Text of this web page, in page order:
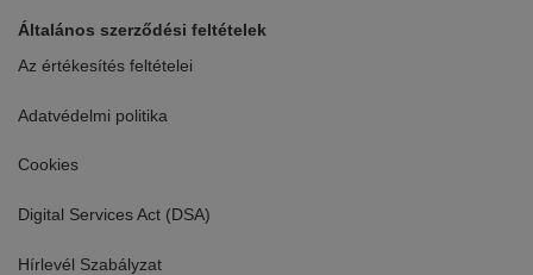
Általános szerződési feltételek
Az értékesítés feltételei
Adatvédelmi politika
Cookies
Digital Services Act (DSA)
Hírlevél Szabályzat